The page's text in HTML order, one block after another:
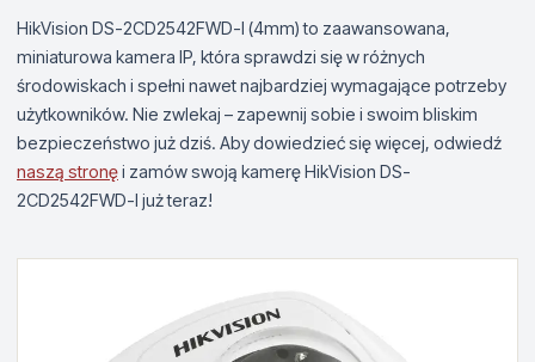
HikVision DS-2CD2542FWD-I (4mm) to zaawansowana,
miniaturowa kamera IP, która sprawdzi się w różnych
środowiskach i spełni nawet najbardziej wymagające potrzeby
użytkowników. Nie zwlekaj – zapewnij sobie i swoim bliskim
bezpieczeństwo już dziś. Aby dowiedzieć się więcej, odwiedź
naszą stronęi zamów swoją kamerę HikVision DS-
2CD2542FWD-I już teraz!